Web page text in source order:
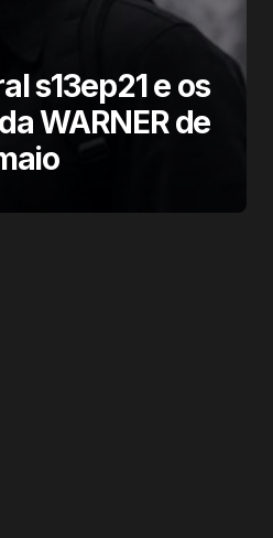
s13ep21 e os
WARNER de